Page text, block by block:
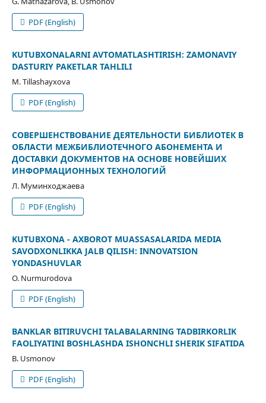
PDF (English)
KUTUBXONALARNI AVTOMATLASHTIRISH: ZAMONAVIY
DASTURIY PAKETLAR TAHLILI
M. Tillashayxova
PDF (English)
СОВЕРШЕНСТВОВАНИЕ ДЕЯТЕЛЬНОСТИ БИБЛИОТЕК В
ОБЛАСТИ МЕЖБИБЛИОТЕЧНОГО АБОНЕМЕНТА И
ДОСТАВКИ ДОКУМЕНТОВ НА ОСНОВЕ НОВЕЙШИХ
ИНФОРМАЦИОННЫХ ТЕХНОЛОГИЙ
Л. Муминходжаева
PDF (English)
KUTUBXONA - AXBOROT MUASSASALARIDA MEDIA
SAVODXONLIKKA JALB QILISH: INNOVATSION
YONDASHUVLAR
O. Nurmurodova
PDF (English)
BANKLAR BITIRUVCHI TALABALARNING TADBIRKORLIK
FAOLIYATINI BOSHLASHDA ISHONCHLI SHERIK SIFATIDA
B. Usmonov
PDF (English)